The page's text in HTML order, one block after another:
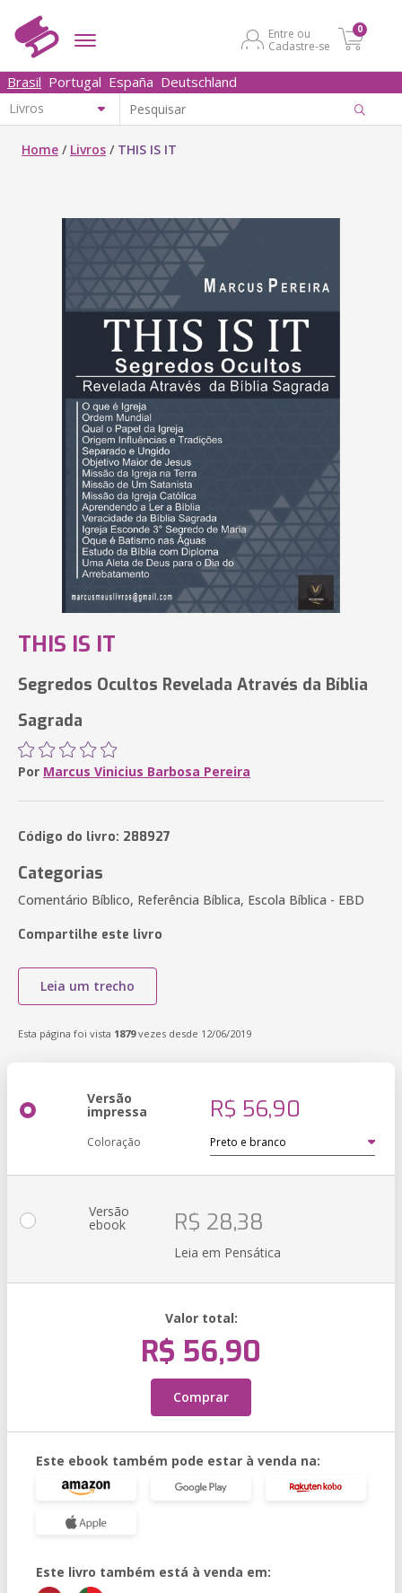
Entre ou
Cadastre-se
0
Brasil Portugal España Deutschland
Home / Livros / THIS IS IT
THIS IS IT
Segredos Ocultos Revelada Através da Bíblia
Sagrada
Por Marcus Vinicius Barbosa Pereira
Código do livro: 288927
Categorias
Comentário Bíblico, Referência Bíblica, Escola Bíblica - EBD
Compartilhe este livro
Leia um trecho
Esta página foi vista 1879vezes desde 12/06/2019
Versão
impressa R$ 56,90
Coloração
Versão
ebook R$ 28,38
Leia em Pensática
Valor total:
R$ 56,90
Comprar
Este ebook também pode estar à venda na:
Este livro também está à venda em: